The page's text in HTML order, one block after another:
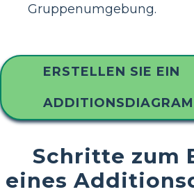
Gruppenumgebung.
ERSTELLEN SIE EIN
Schritte zum
eines